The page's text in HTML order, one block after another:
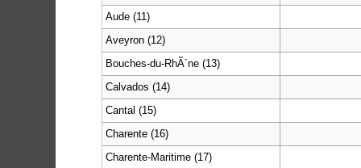
Aude (11)
Aveyron (12)
Bouches-du-RhÃ´ne (13)
Calvados (14)
Cantal (15)
Charente (16)
Charente-Maritime (17)